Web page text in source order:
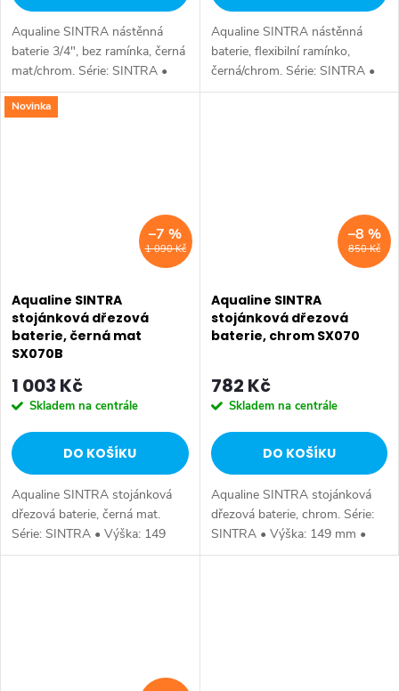
Aqualine SINTRA nástěnná
baterie 3/4", bez ramínka, černá
mat/chrom. Série: SINTRA •
Hloubka: 143 mm • Barva:
Černá mat • Materiál: Mosaz •
Aqualine SINTRA nástěnná
baterie, flexibilní ramínko,
černá/chrom. Série: SINTRA •
Barva: Černá mat • Materiál:
Novinka
1 090 Kč
–7 %
Aqualine SINTRA
stojánková dřezová
baterie, černá mat
SX070B
1 003 Kč
Skladem na centrále
DO KOŠÍKU
Aqualine SINTRA stojánková
dřezová baterie, černá mat.
Série: SINTRA • Výška: 149
mm • Hloubka: 248 mm •
850 Kč
–8 %
Aqualine SINTRA
stojánková dřezová
baterie, chrom SX070
782 Kč
Skladem na centrále
DO KOŠÍKU
Aqualine SINTRA stojánková
dřezová baterie, chrom. Série:
SINTRA • Výška: 149 mm •
Hloubka: 248 mm • Barva: